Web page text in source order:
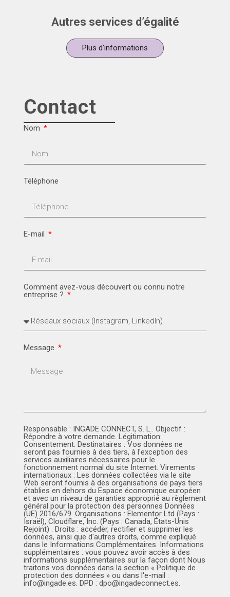
Autres services d’égalité
Plus d'informations
Contact
Nom
Téléphone
E-mail
Comment avez-vous découvert ou connu notre
entreprise ?
Message
Responsable : INGADE CONNECT, S. L.. Objectif :
Répondre à votre demande. Légitimation:
Consentement. Destinataires : Vos données ne
seront pas fournies à des tiers, à l'exception des
services auxiliaires nécessaires pour le
fonctionnement normal du site Internet. Virements
internationaux : Les données collectées via le site
Web seront fournis à des organisations de pays tiers
établies en dehors du Espace économique européen
et avec un niveau de garanties approprié au règlement
général pour la protection des personnes Données
(UE) 2016/679. Organisations : Elementor Ltd (Pays :
Israël), Cloudflare, Inc. (Pays : Canada, États-Unis
Rejoint) . Droits : accéder, rectifier et supprimer les
données, ainsi que d'autres droits, comme expliqué
dans le Informations Complémentaires. Informations
supplémentaires : vous pouvez avoir accès à des
informations supplémentaires sur la façon dont Nous
traitons vos données dans la section « Politique de
protection des données » ou dans l'e-mail :
info@ingade.es. DPD : dpo@ingadeconnect.es.